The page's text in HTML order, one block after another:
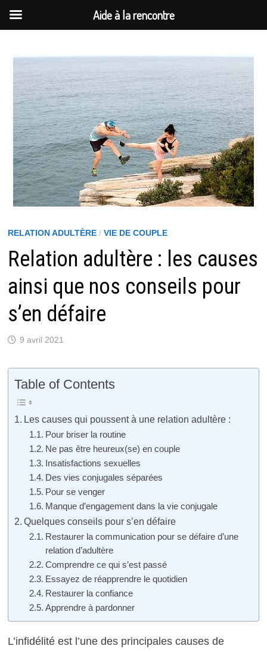
RELATION ADULTÈRE/ VIE DE COUPLE
Relation adultère : les causes
ainsi que nos conseils pour
s’en défaire
9 avril 2021
Table of Contents
Les causes qui poussent à une relation adultère :
Pour briser la routine
Ne pas être heureux(se) en couple
Insatisfactions sexuelles
Des vies conjugales séparées
Pour se venger
Manque d’engagement dans la vie conjugale
Quelques conseils pour s’en défaire
Restaurer la communication pour se défaire d’une
relation d’adultère
Comprendre ce qui s’est passé
Essayez de réapprendre le quotidien
Restaurer la confiance
Apprendre à pardonner
L’infidélité est l’une des principales causes de
Aide à la rencontre